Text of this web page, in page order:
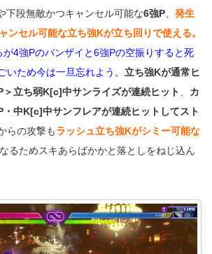
下段無敵かつキャンセル可能な6強P
発生
ンセル可能な立ち強Kが立ち回りで使える。
が4強Pのバンザイと6強Pの空振りすると死
いため今は一旦忘れよう。 立ち強Kが通常ヒ
＞立ち弱K[c]中サンライズが連続ヒット
カ
・中K[c]中サンフレアが連続ヒットしてスト
らの攻撃もラッシュ立ち強Kがシミー可能な
るためスキあらばかかと落としをねじ込ん